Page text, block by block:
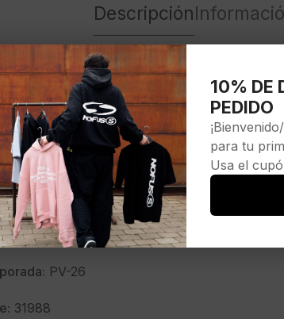
Descripción
GOKD»color negro
UNICA
NEGRO
CAPSLAB
DBZ GOKD
PV-26
31988
10% DE
PEDIDO
para tu
Usa el